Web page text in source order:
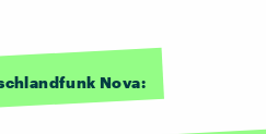
Nova: